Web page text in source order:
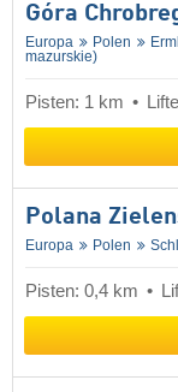
Góra
Europa Polen
mazurskie)
Pisten: 1 km
Polana
Europa Polen
Pisten: 0,4 km